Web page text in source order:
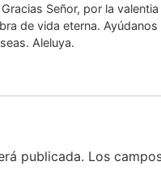
Señor, por la
de vida eterna.
Aleluya.
publicada. Los